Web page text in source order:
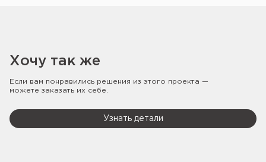
Хочу так же
Если вам понравились решения из этого проекта —
можете заказать их себе.
Узнать детали